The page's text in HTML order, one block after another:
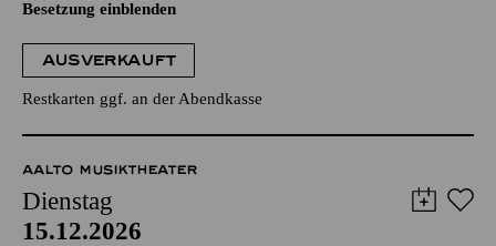
Besetzung einblenden
AUSVERKAUFT
Restkarten ggf. an der Abendkasse
AALTO MUSIKTHEATER
Dienstag
15.12.2026